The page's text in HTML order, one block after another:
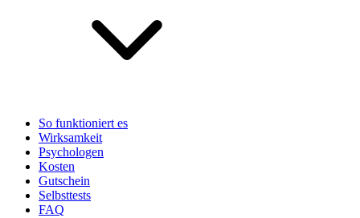
So funktioniert es
Wirksamkeit
Psychologen
Kosten
Gutschein
Selbsttests
FAQ